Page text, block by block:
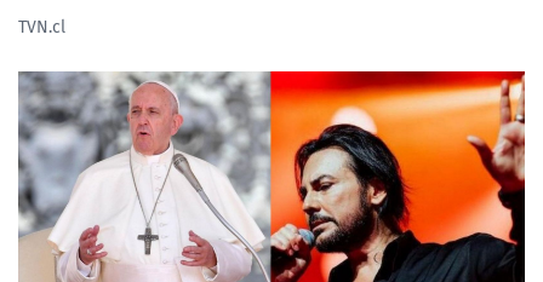
TELESERIES
NTV
ACTUALIDAD Y TENDENCIAS
CORPORATIVO Y TRANSPARENCIA
TVN.cl